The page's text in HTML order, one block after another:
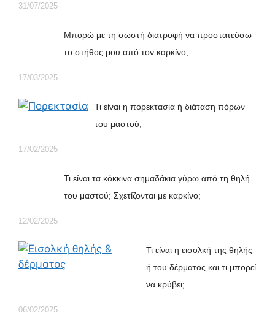
31/07/2025
Μπορώ με τη σωστή διατροφή να προστατεύσω
το στήθος μου από τον καρκίνο;
17/03/2025
Τι είναι η πορεκτασία ή διάταση πόρων
του μαστού;
17/02/2025
Τι είναι τα κόκκινα σημαδάκια γύρω από τη θηλή
του μαστού; Σχετίζονται με καρκίνο;
12/02/2025
Τι είναι η εισολκή της θηλής
ή του δέρματος και τι μπορεί
να κρύβει;
06/02/2025